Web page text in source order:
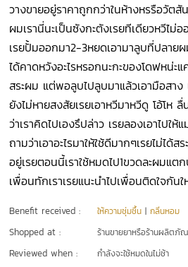
วางขายอยู่ราคาถูกกว่าในห้างหรรือวัต
ผมเรานี่นะเป็นซังกะตังเรยทีเดียวหวีไม่อ
เรยปั้มออกมา2-3หยดเอามาลูบที่ปลาย
ได้คาดหวังอะไรหรอกนะกะของโดฟหน่ะ
สระผม แต่พอลูบไปลูบมาแล้วเอามือสา
ยังไม่หายสงสัยเรยเอาหวีมาหวีดู โอ้โห
ว่าเราคิดไปเองรึปล่าว เรยลองเอาไปใ
ถามว่าเอาอะไรมาให้ใช้ดีมากๆเรยไม่ได้
อยู่เรยตอนนี้เราใช้หมดไป1ขวดละผมแต
เพื่อนทักเราเรยแนะนำไปเพื่อนติดใจกัน
Benefit received : ให้ความชุ่มชื้น |กลิ่นหอม
Shopped at : ร้านขายยาหรือร้านผลิตภั
Reviewed when : กำลังจะใช้หมดในไม่ช้า